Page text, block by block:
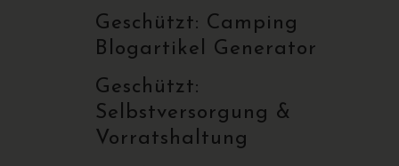
Geschützt: Camping
Blogartikel Generator
Geschützt:
Selbstversorgung &
Vorratshaltung